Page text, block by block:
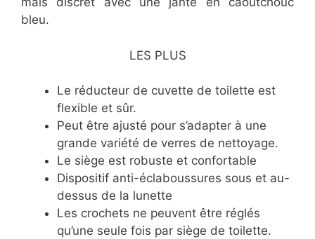
bleu.
LES PLUS
​Le réducteur de cuvette de toilette est
flexible et sûr.
​Peut être ajusté pour s’adapter à une
grande variété de verres de nettoyage.
​Le siège est robuste et confortable
​Dispositif anti-éclaboussures sous et au-
dessus de la lunette
​Les crochets ne peuvent être réglés
qu’une seule fois par siège de toilette.